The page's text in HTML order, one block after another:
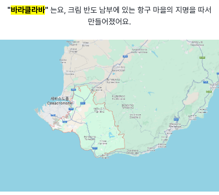
"바라클라바" 는요, 크림 반도 남부에 있는 항구 마을의 지명을 따서
만들어졌어요.